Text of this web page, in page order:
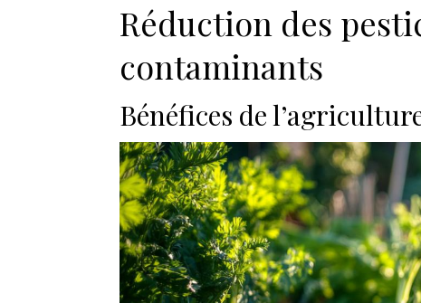
Réduction des
contaminants
Bénéfices de